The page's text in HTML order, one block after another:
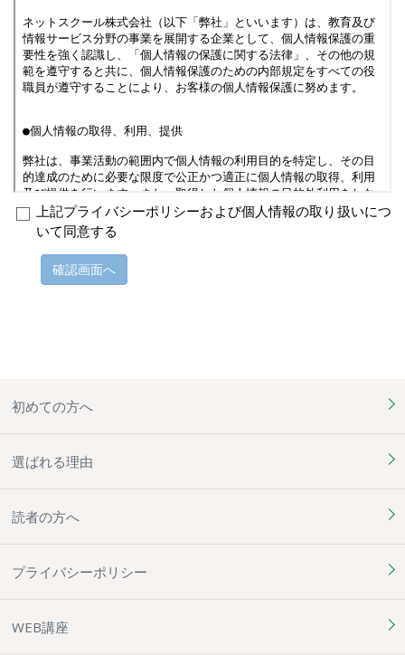
上記プライバシーポリシーおよび個人情報の取り扱いにつ
いて同意する
初めての方へ
選ばれる理由
読者の方へ
プライバシーポリシー
WEB講座